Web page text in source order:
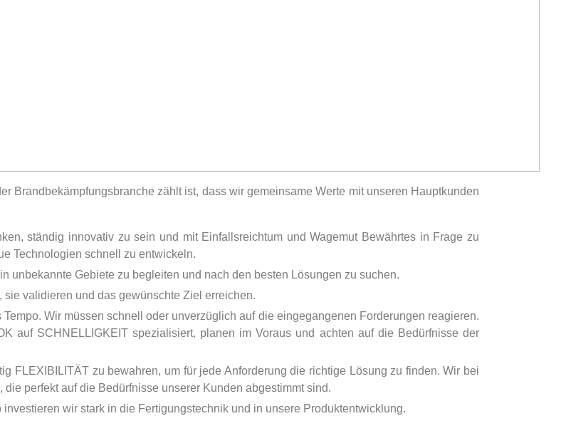
Brandbekämpfungsbranche zählt ist, dass wir gemeinsame Werte mit unseren Hauptkunden
ständig innovativ zu sein und mit Einfallsreichtum und Wagemut Bewährtes in Frage zu
Technologien schnell zu entwickeln.
unbekannte Gebiete zu begleiten und nach den besten Lösungen zu suchen.
validieren und das gewünschte Ziel erreichen.
Wir müssen schnell oder unverzüglich auf die eingegangenen Forderungen reagieren.
auf SCHNELLIGKEIT spezialisiert, planen im Voraus und achten auf die Bedürfnisse der
FLEXIBILITÄT zu bewahren, um für jede Anforderung die richtige Lösung zu finden. Wir bei
, die perfekt auf die Bedürfnisse unserer Kunden abgestimmt sind.
wir stark in die Fertigungstechnik und in unsere Produktentwicklung.